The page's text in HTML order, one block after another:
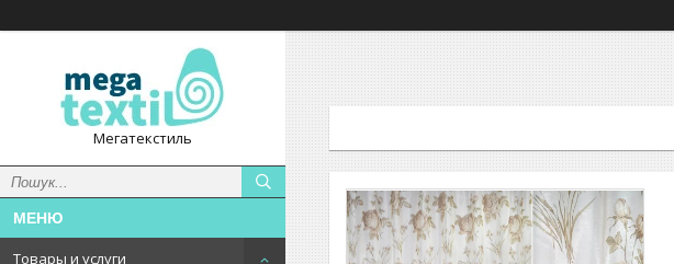
Мегатекстиль
Товары и услуги